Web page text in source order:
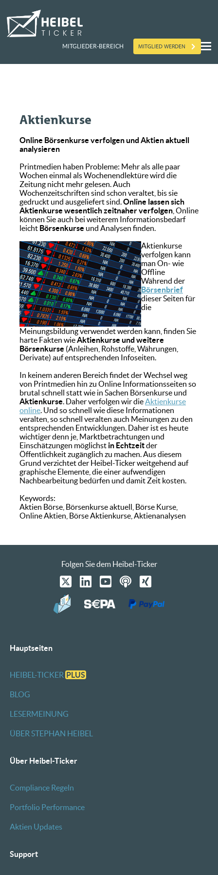
MITGLIEDER-BEREICH MITGLIED WERDEN
Aktienkurse
Online Börsenkurse verfolgen und Aktien aktuell
analysieren
Printmedien haben Probleme: Mehr als alle paar
Wochen einmal als Wochenendlektüre wird die
Zeitung nicht mehr gelesen. Auch
Wochenzeitschriften sind schon veraltet, bis sie
gedruckt und ausgeliefert sind.Online lassen sich
Aktienkurse wesentlich zeitnaher verfolgen , Online
können Sie auch bei weiterem Informationsbedarf
leicht Börsenkurse und Analysen finden.
Aktienkurse
verfolgen kann
man On- wie
Offline
Während der
Börsenbrief
dieser Seiten für
die
Meinungsbildung verwendet werden kann, finden Sie
harte Fakten wieAktienkurse und weitere
Börsenkurse (Anleihen, Rohstoffe, Währungen,
Derivate) auf entsprechenden Infoseiten.
In keinem anderen Bereich findet der Wechsel weg
von Printmedien hin zu Online Informationsseiten so
brutal schnell statt wie in Sachen Börsenkurse und
Aktienkurse. Daher verfolgen wir dieAktienkurse
online. Und so schnell wie diese Informationen
veralten, so schnell veralten auch Meinungen zu den
entsprechenden Entwicklungen. Daher ist es heute
wichtiger denn je, Marktbetrachtungen und
Einschätzungen möglichst in Echtzeitder
Öffentlichkeit zugänglich zu machen. Aus diesem
Grund verzichtet der Heibel-Ticker weitgehend auf
graphische Elemente, die einer aufwendigen
Nachbearbeitung bedürfen und damit Zeit kosten.
Keywords:
Aktien Börse, Börsenkurse aktuell, Börse Kurse,
Online Aktien, Börse Aktienkurse, Aktienanalysen
Folgen Sie dem Heibel-Ticker
Hauptseiten
HEIBEL-TICKER PLUS
BLOG
LESERMEINUNG
ÜBER STEPHAN HEIBEL
Über Heibel-Ticker
Compliance Regeln
Portfolio Performance
Aktien Updates
Support